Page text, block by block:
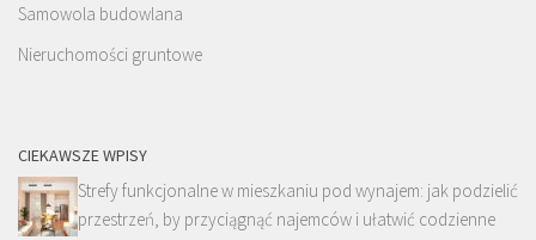
Samowola budowlana
Nieruchomości gruntowe
CIEKAWSZE WPISY
Strefy funkcjonalne w mieszkaniu pod wynajem: jak podzielić
przestrzeń, by przyciągnąć najemców i ułatwić codzienne